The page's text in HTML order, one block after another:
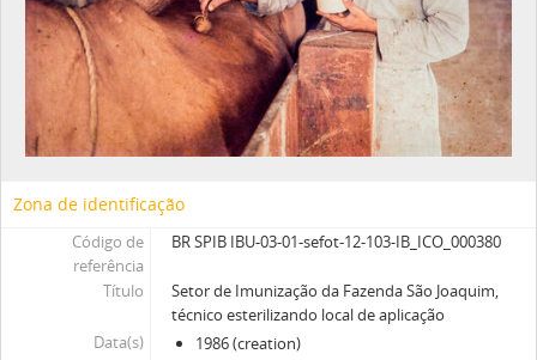
Zona de identificação
Código de
referência
BR SPIB IBU-03-01-sefot-12-103-IB_ICO_000380
Título
Setor de Imunização da Fazenda São Joaquim,
técnico esterilizando local de aplicação
Data(s)
1986 (creation)